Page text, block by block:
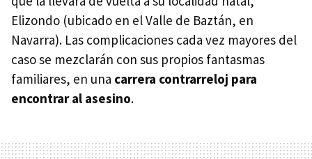
Elizondo (ubicado en el Valle de Baztán, en
Navarra). Las complicaciones cada vez mayores del
caso se mezclarán con sus propios fantasmas
familiares, en una carrera contrarreloj para
encontrar al asesino.